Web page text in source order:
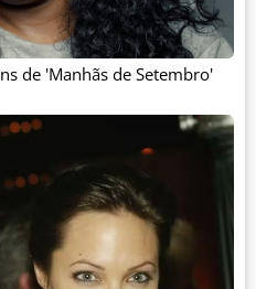
de 'Manhãs de Setembro'